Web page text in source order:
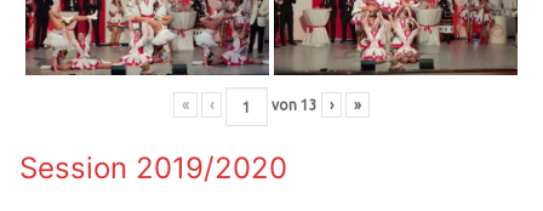
« ‹ von 13 › »
Session 2019/2020